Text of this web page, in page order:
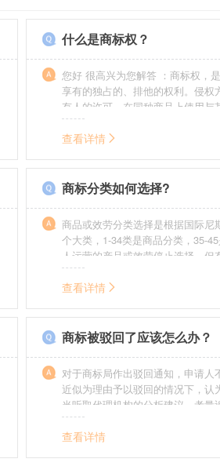
什么是商标权？
您好 很高兴为您解答 ：商标权，
享有的独占的、排他的权利。侵权
有人的许可，在同种商品上使用与
的商标。2、销售明知是假冒注册
制造他人注册商标标识或者销售伪
给他人注册商标专用权造成其他损
查看详情
商标分类如何选择?
商品或效劳分类选择是根据国际尼
个大类，1-34类是商品分类，35-
人运营的产品或效劳停止选择。
在分类表中明白列出，而且也无法
去，这就呈现了跨类别的状况，对
无法全面的停止维护。
查看详情
商标被驳回了应该怎么办？
对于商标局作出驳回通知，申请人
近似为理由予以驳回的情况下，认
当听取代理机构的分析建议，考量
最终决定是选择放弃还是进行复审
利益（很多商标最后取得成功都是
查看详情